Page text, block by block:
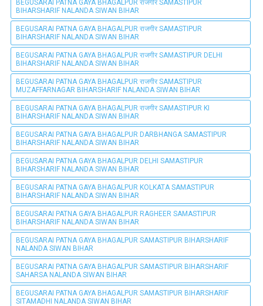
BEGUSARAI PATNA GAYA BHAGALPUR राजगीर SAMASTIPUR
BIHARSHARIF NALANDA SIWAN BIHAR
BEGUSARAI PATNA GAYA BHAGALPUR राजगीर SAMASTIPUR
BIHARSHARIF NALANDA SIWAN BIHAR
BEGUSARAI PATNA GAYA BHAGALPUR राजगीर SAMASTIPUR DELHI
BIHARSHARIF NALANDA SIWAN BIHAR
BEGUSARAI PATNA GAYA BHAGALPUR राजगीर SAMASTIPUR
MUZAFFARNAGAR BIHARSHARIF NALANDA SIWAN BIHAR
BEGUSARAI PATNA GAYA BHAGALPUR राजगीर SAMASTIPUR KI
BIHARSHARIF NALANDA SIWAN BIHAR
BEGUSARAI PATNA GAYA BHAGALPUR DARBHANGA SAMASTIPUR
BIHARSHARIF NALANDA SIWAN BIHAR
BEGUSARAI PATNA GAYA BHAGALPUR DELHI SAMASTIPUR
BIHARSHARIF NALANDA SIWAN BIHAR
BEGUSARAI PATNA GAYA BHAGALPUR KOLKATA SAMASTIPUR
BIHARSHARIF NALANDA SIWAN BIHAR
BEGUSARAI PATNA GAYA BHAGALPUR RAGHEER SAMASTIPUR
BIHARSHARIF NALANDA SIWAN BIHAR
BEGUSARAI PATNA GAYA BHAGALPUR SAMASTIPUR BIHARSHARIF
NALANDA SIWAN BIHAR
BEGUSARAI PATNA GAYA BHAGALPUR SAMASTIPUR BIHARSHARIF
SAHARSA NALANDA SIWAN BIHAR
BEGUSARAI PATNA GAYA BHAGALPUR SAMASTIPUR BIHARSHARIF
SITAMADHI NALANDA SIWAN BIHAR